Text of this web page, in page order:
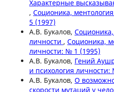
Характерные
, Соционика,
5 (1997)
А.В. Букалов,
личности , Соционика,
личности: № 1 (1995)
А.В. Букалов, Гений
и психология
А.В. Букалов, О
скорости мутаций у